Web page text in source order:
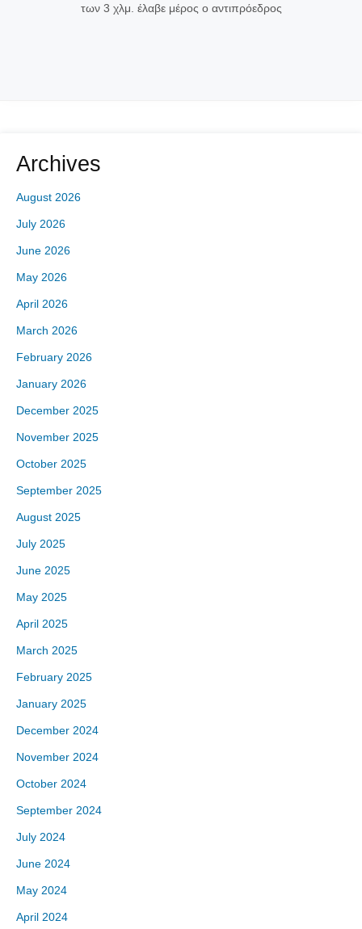
των 3 χλμ. έλαβε μέρος ο αντιπρόεδρος
Archives
August 2026
July 2026
June 2026
May 2026
April 2026
March 2026
February 2026
January 2026
December 2025
November 2025
October 2025
September 2025
August 2025
July 2025
June 2025
May 2025
April 2025
March 2025
February 2025
January 2025
December 2024
November 2024
October 2024
September 2024
July 2024
June 2024
May 2024
April 2024